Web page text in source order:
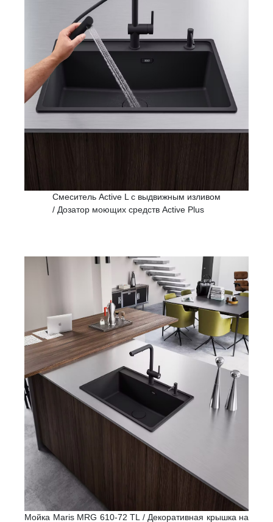
Смеситель Active L с выдвижным изливом
/ Дозатор моющих средств Active Plus
Мойка Maris MRG 610-72 TL / Декоративная крышка на